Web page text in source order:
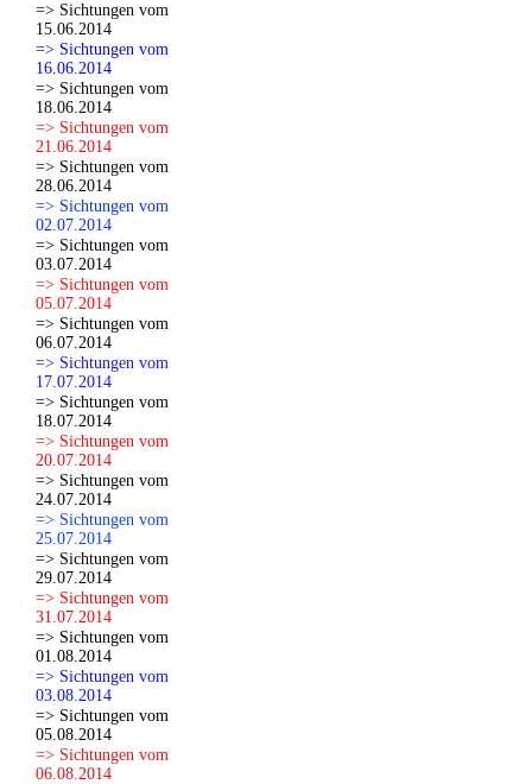
=> Sichtungen vom
15.06.2014
=> Sichtungen vom
16.06.2014
=> Sichtungen vom
18.06.2014
=> Sichtungen vom
21.06.2014
=> Sichtungen vom
28.06.2014
=> Sichtungen vom
02.07.2014
=> Sichtungen vom
03.07.2014
=> Sichtungen vom
05.07.2014
=> Sichtungen vom
06.07.2014
=> Sichtungen vom
17.07.2014
=> Sichtungen vom
18.07.2014
=> Sichtungen vom
20.07.2014
=> Sichtungen vom
24.07.2014
=> Sichtungen vom
25.07.2014
=> Sichtungen vom
29.07.2014
=> Sichtungen vom
31.07.2014
=> Sichtungen vom
01.08.2014
=> Sichtungen vom
03.08.2014
=> Sichtungen vom
05.08.2014
=> Sichtungen vom
06.08.2014